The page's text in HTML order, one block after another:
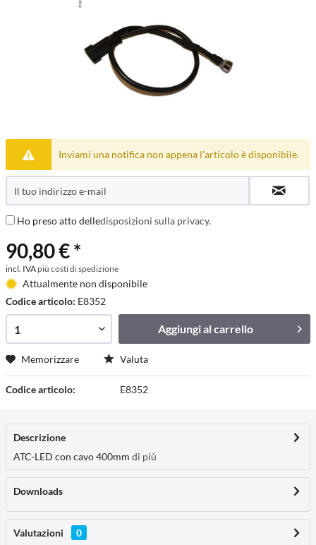
Inviami una notifica non appena l'articolo è disponibile.
Ho preso atto delledisposizioni sulla privacy.
90,80 € *
incl. IVA più costi di spedizione
Attualmente non disponibile
Codice articolo: E8352
Aggiungi alcarrello
Memorizzare Valuta
Codice articolo: E8352
Descrizione
ATC-LED con cavo 400mm di più
Downloads
Valutazioni
0